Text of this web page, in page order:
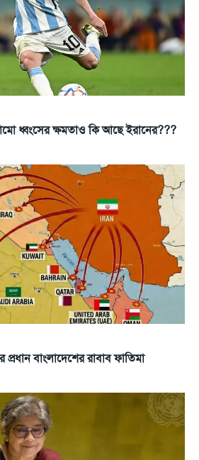
ধ্বংসের ক্ষমতাও কি আছে ইরানের???
বাংলাদেশের রাবাব ফাতিমা